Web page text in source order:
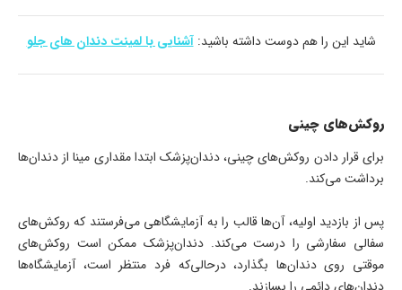
شاید این را هم دوست داشته باشید:آشنایی با لمینت دندان های جلو
روکش‌های چینی
برای قرار دادن روکش‌های چینی، دندان‌پزشک ابتدا مقداری مینا از دندان‌ها
برداشت می‌کند.
پس از بازدید اولیه، آن‌ها قالب را به آزمایشگاهی می‌فرستند که روکش‌های
سفالی سفارشی را درست می‌کند. دندان‌پزشک ممکن است روکش‌های
موقتی روی دندان‌ها بگذارد، درحالی‌که فرد منتظر است، آزمایشگاه‌ها